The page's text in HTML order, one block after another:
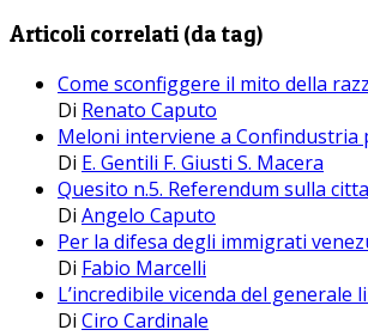
Articoli correlati (da tag)
Come sconfiggere il mito della
Di Renato Caputo
Meloni interviene a Confindustria
Di E. Gentili F. Giusti S. Macera
Quesito n.5. Referendum sulla
Di Angelo Caputo
Per la difesa degli immigrati
Di Fabio Marcelli
L’incredibile vicenda del
Di Ciro Cardinale